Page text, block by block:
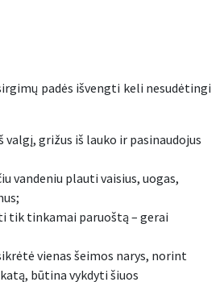
padės išvengti keli nesudėtingi
valgį, grižus iš lauko ir pasinaudojus
vandeniu plauti vaisius, uogas,
tik tinkamai paruoštą – gerai
vienas šeimos narys, norint
būtina vykdyti šiuos